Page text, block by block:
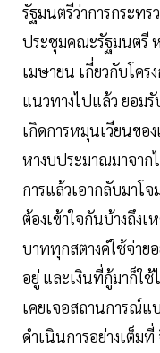
รัฐมนตรีว่าการกระท
ประชุมคณะรัฐมนตรี
เมษายน เกี่ยวกับโคร
แนวทางไปแล้ว ยอม
เกิดการหมุนเวียนขอ
หางบประมาณมาจาก
การแล้วเอากลับมาโ
ต้องเข้าใจกันบ้างถึง
บาททุกสตางค์ใช้จ่าย
อยู่ และเงินที่กู้มาก็ใ
เคยเจอสถานการณ์
ดำเนินการอย่างเต็ม